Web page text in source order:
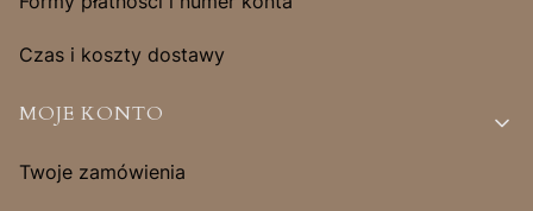
Czas i koszty dostawy
MOJE KONTO
Twoje zamówienia